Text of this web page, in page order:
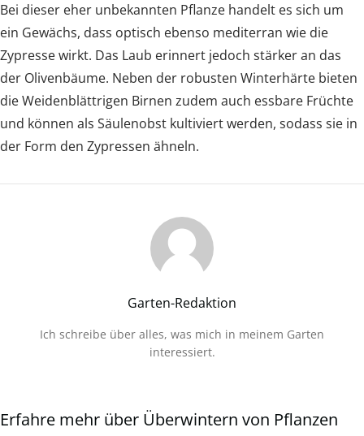
Bei dieser eher unbekannten Pflanze handelt es sich um
ein Gewächs, dass optisch ebenso mediterran wie die
Zypresse wirkt. Das Laub erinnert jedoch stärker an das
der Olivenbäume. Neben der robusten Winterhärte bieten
die Weidenblättrigen Birnen zudem auch essbare Früchte
und können als Säulenobst kultiviert werden, sodass sie in
der Form den Zypressen ähneln.
Garten-Redaktion
Ich schreibe über alles, was mich in meinem Garten
interessiert.
Erfahre mehr über Überwintern von Pflanzen